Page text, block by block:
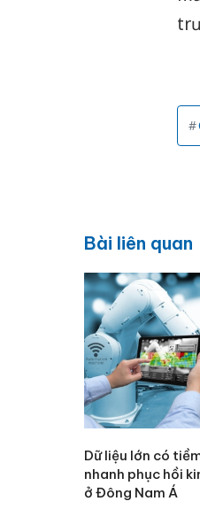
Bài liên quan
Dữ liệu lớn có
nhanh phục hồi
ở Đông Nam Á